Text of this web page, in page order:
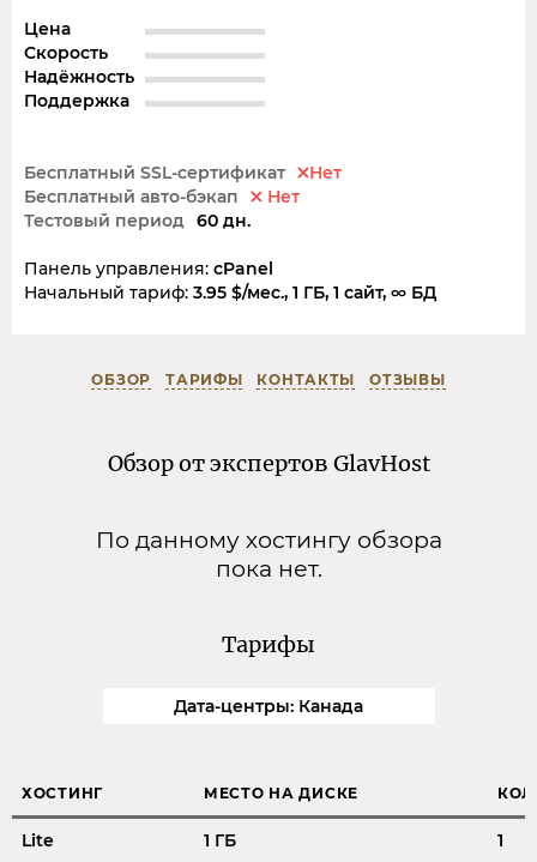
Цена
Скорость
Надёжность
Поддержка
Бесплатный SSL-сертификат
Нет
Бесплатный авто-бэкап
Нет
Тестовый период 60 дн.
Панель управления: cPanel
Начальный тариф: 3.95 $/мес., 1 ГБ, 1 сайт, ∞ БД
ОБЗОР ТАРИФЫ КОНТАКТЫ ОТЗЫВЫ
Обзор от экспертов GlavHost
По данному хостингу обзора
пока нет.
Тарифы
Дата-центры: Канада
ХОСТИНГ МЕСТО НА ДИСКЕ
Lite 1 ГБ 1